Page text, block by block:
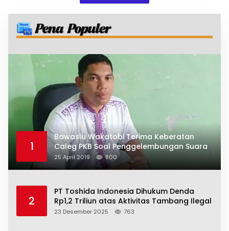
1
Bawaslu Wakatobi Terima Keberatan
Caleg PKB Soal Penggelembungan Suara
25 April 2019 800
2
PT Toshida Indonesia Dihukum Denda
Rp1,2 Triliun atas Aktivitas Tambang Ilegal
23 Desember 2025 763